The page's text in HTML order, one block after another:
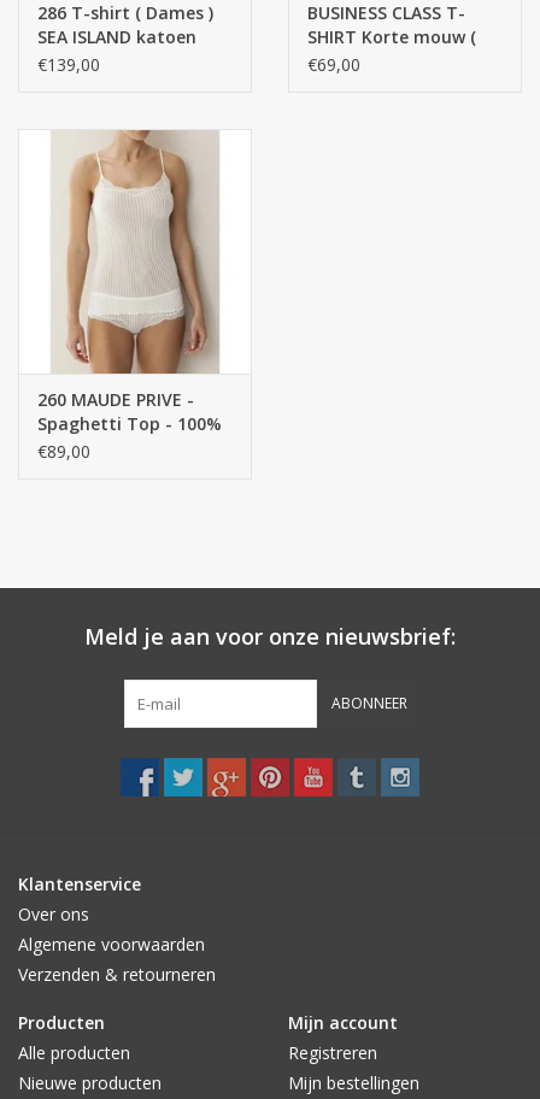
286 T-shirt ( Dames )
SEA ISLAND katoen
SHIRT SS
€139,00
BUSINESS CLASS T-
SHIRT Korte mouw (
lage ronde hals ) /
€69,00
260 MAUDE PRIVE -
Spaghetti Top - 100%
katoen getwijnd fijn,
€89,00
Meld je aan voor onze nieuwsbrief:
ABONNEER
Klantenservice
Over ons
Algemene voorwaarden
Verzenden & retourneren
Producten
Alle producten
Nieuwe producten
Mijn account
Registreren
Mijn bestellingen